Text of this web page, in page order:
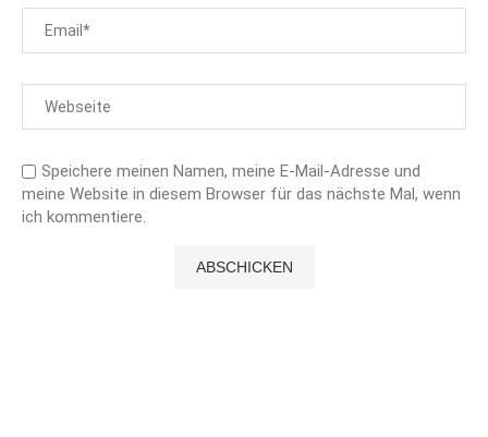
Speichere meinen Namen, meine E-Mail-Adresse und
meine Website in diesem Browser für das nächste Mal, wenn
ich kommentiere.